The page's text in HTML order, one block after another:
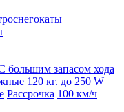
большим запасом хода
120 кг. до 250 W
Рассрочка 100 км/ч